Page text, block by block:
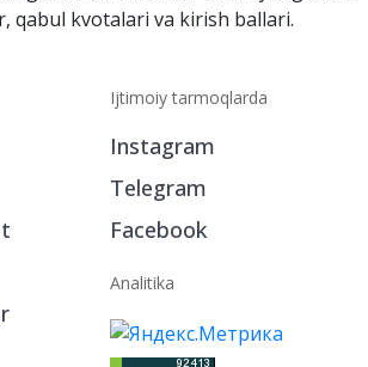
qabul kvotalari va kirish ballari.
Ijtimoiy tarmoqlarda
Instagram
Telegram
Facebook
Analitika